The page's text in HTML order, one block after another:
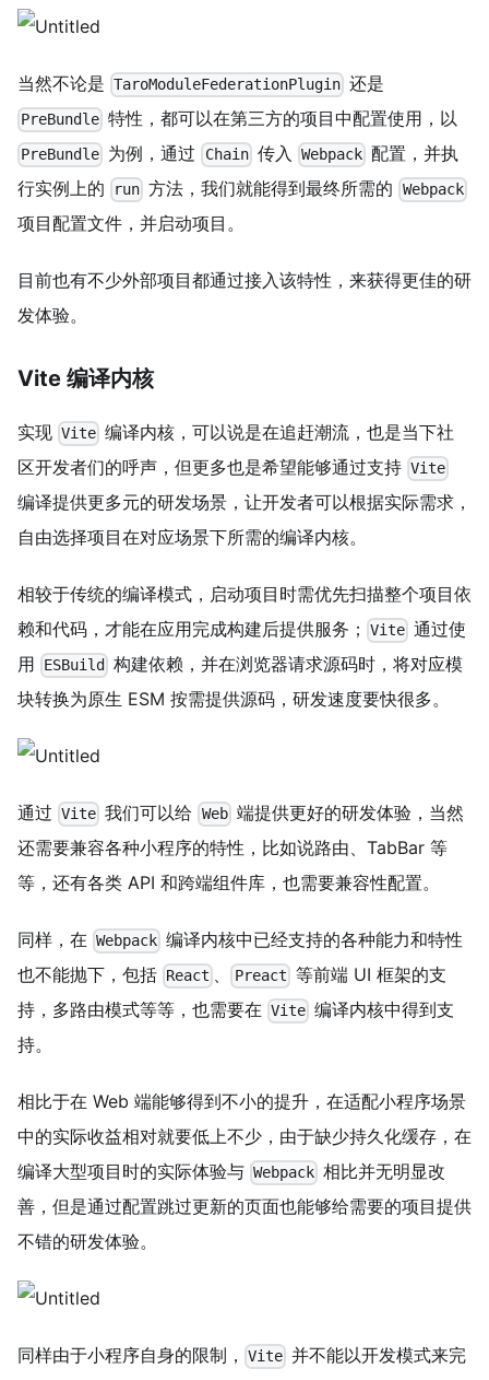
当然不论是 TaroModuleFederationPlugin 还是
PreBundle 特性，都可以在第三方的项目中配置使用，以
PreBundle 为例，通过 Chain传入 Webpack 配置，并执
行实例上的
run 方法，我们就能得到最终所需的 Webpack
项目配置文件，并启动项目。
目前也有不少外部项目都通过接入该特性，来获得更佳的研
发体验。
Vite 编译内核
实现 Vite 编译内核，可以说是在追赶潮流，也是当下社
区开发者们的呼声，但更多也是希望能够通过支持 Vite
编译提供更多元的研发场景，让开发者可以根据实际需求，
自由选择项目在对应场景下所需的编译内核。
相较于传统的编译模式，启动项目时需优先扫描整个项目依
赖和代码，才能在应用完成构建后提供服务；
Vite 通过使
用
ESBuild
构建依赖，并在浏览器请求源码时，将对应模
块转换为原生 ESM 按需提供源码，研发速度要快很多。
通过 Vite 我们可以给 Web端提供更好的研发体验，当然
还需要兼容各种小程序的特性，比如说路由、TabBar 等
等，还有各类 API 和跨端组件库，也需要兼容性配置。
同样，在 Webpack 编译内核中已经支持的各种能力和特性
也不能抛下，包括
React 、 Preact 等前端 UI 框架的支
持，多路由模式等等，也需要在 Vite 编译内核中得到支
持。
相比于在 Web 端能够得到不小的提升，在适配小程序场景
中的实际收益相对就要低上不少，由于缺少持久化缓存，在
编译大型项目时的实际体验与 Webpack 相比并无明显改
善，但是通过配置跳过更新的页面也能够给需要的项目提供
不错的研发体验。
同样由于小程序自身的限制， Vite 并不能以开发模式来完